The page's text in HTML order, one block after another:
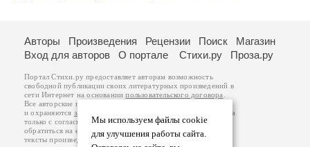
Мы используем файлы cookie
для улучшения работы сайта.
Авторы Произведения Рецензии Поиск
Магазин
Вход для авторов
О портале Стихи.ру Проза.ру
Портал Стихи.ру предоставляет авторам возможность
свободной публикации своих литературных произведений в
сети Интернет на основаниипользовательского договора
Все авторские права на произведения принадлежат авторам
и охраняются законом
. Перепечатка произведений возможна
только с согласия его автора, к которому вы можете
обратиться на его авторской странице. Ответственность за
тексты произведений авторы несут самостоятельно на